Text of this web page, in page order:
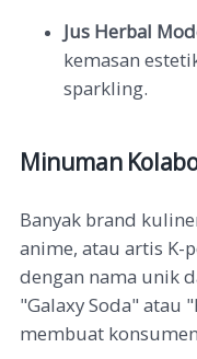
Jus Herbal
kemasan
sparkling.
Minuman
Banyak brand
anime, atau artis K-
dengan nama unik
"Galaxy Soda" atau
membuat